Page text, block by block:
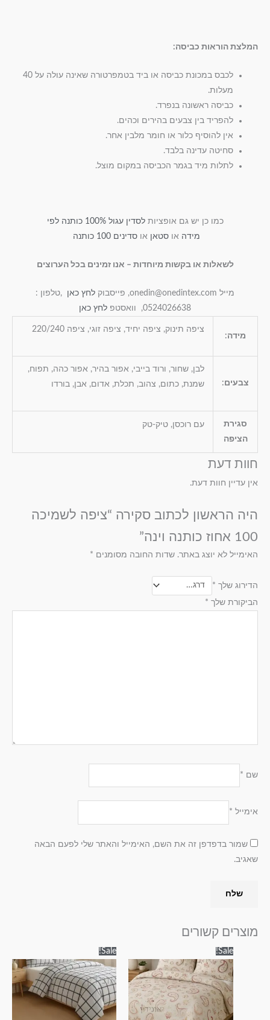
המלצת הוראות כביסה:
לכבס במכונת כביסה או ביד בטמפרטורה שאינה עולה על 40
מעלות.
כביסה ראשונה בנפרד.
להפריד בין צבעים בהירים וכהים.
אין להוסיף כלור או חומר מלבין אחר.
סחיטה עדינה בלבד.
לתלות מיד בגמר הכביסה במקום מוצל.
כמו כן יש גם אופציות
לסדין עגול 100% כותנה לפי
מידה אוסטאן אוסדינים 100 כותנה
לשאלות או בקשות מיוחדות – אנו זמינים בכל הערוצים
מייל onedin@onedintex.com, פייסבוק לחץ כאן ,טלפון :
0524026638, וואסטפ
לחץ כאן
מידה:
ציפה תינוק, ציפה יחיד, ציפה זוגי, ציפה 220/240
צבעים:
לבן, שחור, ורוד בייבי, אפור בהיר, אפור כהה, תפוח,
שמנת, כתום, צהוב, תכלת, אדום, אבן, בורדו
סגירת
הציפה
עם רוכסן, טיק-טק
חוות דעת
אין עדיין חוות דעת.
היה הראשון לכתוב סקירה “ציפה לשמיכה
100 אחוז כותנה וינה”
האימייל לא יוצג באתר. שדות החובה מסומנים *
הדירוג שלך *
הביקורת שלך *
שם *
אימייל *
שמור בדפדפן זה את השם, האימייל והאתר שלי לפעם הבאה
שאגיב.
מוצרים קשורים
Sale!
מחירים:
⁦₪95.00⁩
עד
⁦₪300.00⁩
זה
יש
מספר
סוגים.
Sale!
מחירים:
⁦₪95.00⁩
עד
⁦₪300.00⁩
זה
יש
מספר
סוגים.